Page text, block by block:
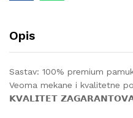
Opis
Sastav: 100% premium
Veoma mekane i kvalitetne
𝗞𝗩𝗔𝗟𝗜𝗧𝗘𝗧